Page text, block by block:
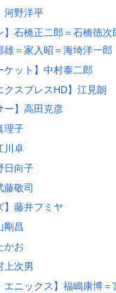
河野洋平
】石橋正二郎＝石橋徳
雄＝家入昭＝海埼洋一郎
ケット】中村泰二郎
クスプレスHD】江見朗
ー】高田克彦
理子
川卓
日向子
藤敬司
】藤井フミヤ
剛昌
かお
上次男
エニックス】福嶋康博